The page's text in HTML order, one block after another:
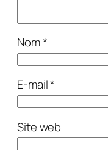
Nom*
E-mail*
Site web